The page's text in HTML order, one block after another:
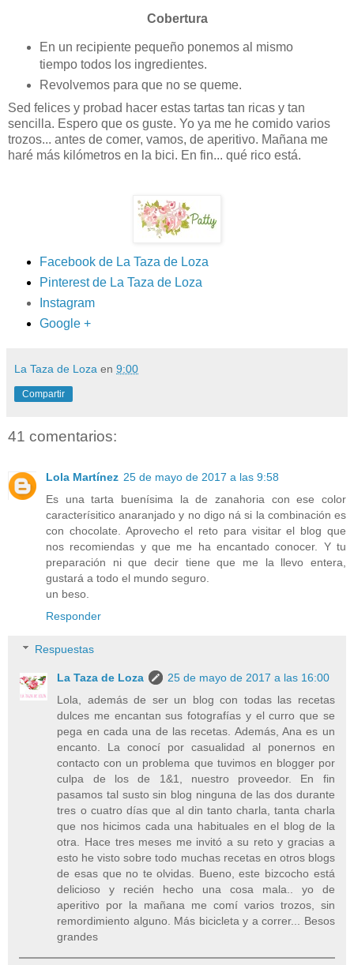
Cobertura
En un recipiente pequeño ponemos al mismo
tiempo todos los ingredientes.
Revolvemos para que no se queme.
Sed felices y probad hacer estas tartas tan ricas y tan
sencilla. Espero que os guste. Yo ya me he comido varios
trozos... antes de comer, vamos, de aperitivo. Mañana me
haré más kilómetros en la bici. En fin... qué rico está.
Facebook de La Taza de Loza
Pinterest de La Taza de Loza
Instagram
Google +
La Taza de Loza en 9:00
Compartir
41 comentarios:
Lola Martínez 25 de mayo de 2017 a las 9:58
Es una tarta buenísima la de zanahoria con ese color
caracterísitico anaranjado y no digo ná si la combinación es
con chocolate. Aprovecho el reto para visitar el blog que
nos recomiendas y que me ha encantado conocer. Y tu
preparación ni que decir tiene que me la llevo entera,
gustará a todo el mundo seguro.
un beso.
Responder
Respuestas
La Taza de Loza
25 de mayo de 2017 a las 16:00
Lola, además de ser un blog con todas las recetas
dulces me encantan sus fotografías y el curro que se
pega en cada una de las recetas. Además, Ana es un
encanto. La conocí por casualidad al ponernos en
contacto con un problema que tuvimos en blogger por
culpa de los de 1&1, nuestro proveedor. En fin
pasamos tal susto sin blog ninguna de las dos durante
tres o cuatro días que al din tanto charla, tanta charla
que nos hicimos cada una habituales en el blog de la
otra. Hace tres meses me invitó a su reto y gracias a
esto he visto sobre todo muchas recetas en otros blogs
de esas que no te olvidas. Bueno, este bizcocho está
delicioso y recién hecho una cosa mala.. yo de
aperitivo por la mañana me comí varios trozos, sin
remordimiento alguno. Más bicicleta y a correr... Besos
grandes